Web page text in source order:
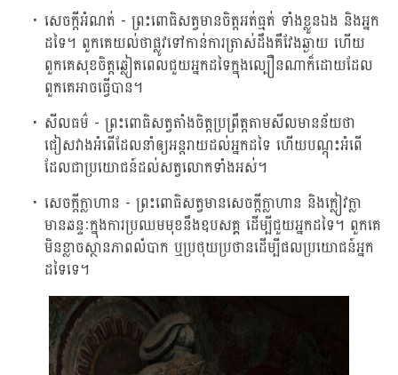
សេចក្តីអំណត់ - ព្រះពោធិសត្វមានចិត្តអត់ធ្មត់ ទាំងខ្លួនឯង និងអ្នក
ដទៃ។ ពួកគេយល់ថាផ្លូវទៅកាន់ការត្រាស់ដឹងគឺវែងឆ្ងាយ ហើយ
ពួកគេសុខចិត្តឆ្លៀតពេលជួយអ្នកដទៃក្នុងល្បឿនណាក៏ដោយដែល
ពួកគេអាចធ្វើបាន។
សីលធម៌ - ព្រះពោធិសត្វតាំងចិត្តប្រព្រឹត្តតាមសីលមានន័យថា
ជៀសវាងអំពើដែលនាំឲ្យអន្តរាយដល់អ្នកដទៃ ហើយបណ្តុះអំពើ
ដែលជាប្រយោជន៍ដល់សត្វលោកទាំងអស់។
សេចក្តីក្លាហាន - ព្រះពោធិសត្វមានសេចក្តីក្លាហាន និងក្លៀវក្លា
មានឆន្ទៈក្នុងការប្រឈមមុខនឹងឧបសគ្គ ដើម្បីជួយអ្នកដទៃ។ ពួកគេ
មិនខ្លាចស្ថានភាពលំបាក ឬប្រថុយប្រថានដើម្បីផលប្រយោជន៍អ្នក
ដទៃទេ។